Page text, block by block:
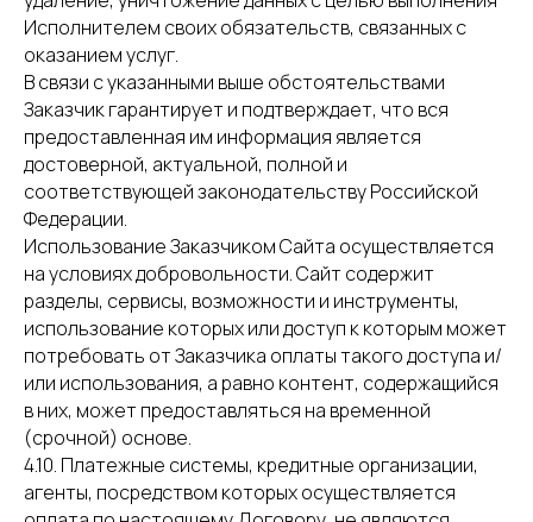
Исполнителем своих обязательств, связанных с
оказанием услуг.
В связи с указанными выше обстоятельствами
Заказчик гарантирует и подтверждает, что вся
предоставленная им информация является
достоверной, актуальной, полной и
соответствующей законодательству Российской
Федерации.
Использование Заказчиком Сайта осуществляется
на условиях добровольности. Сайт содержит
разделы, сервисы, возможности и инструменты,
использование которых или доступ к которым может
потребовать от Заказчика оплаты такого доступа и/
или использования, а равно контент, содержащийся
в них, может предоставляться на временной
(срочной) основе.
4.10. Платежные системы, кредитные организации,
агенты, посредством которых осуществляется